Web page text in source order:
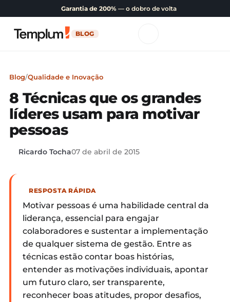
Garantia de 200% — o dobro de volta
BLOG
Blog/Qualidade e Inovação
8 Técnicas que os grandes
líderes usam para motivar
pessoas
Ricardo Tocha07 de abril de 2015
RESPOSTA RÁPIDA
Motivar pessoas é uma habilidade central da
liderança, essencial para engajar
colaboradores e sustentar a implementação
de qualquer sistema de gestão. Entre as
técnicas estão contar boas histórias,
entender as motivações individuais, apontar
um futuro claro, ser transparente,
reconhecer boas atitudes, propor desafios,